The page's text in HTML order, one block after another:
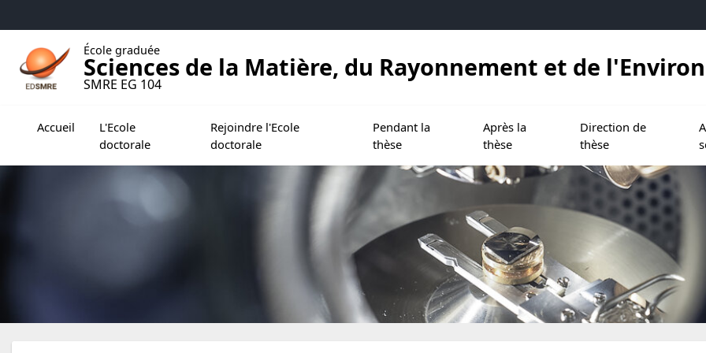
École graduée
Sciences de la Matière, du Rayonnement et de
SMRE EG 104
Accueil
L'Ecole
doctorale
Rejoindre l'Ecole
doctorale
Pendant la
thèse
Après la
thèse
Direction de
thèse